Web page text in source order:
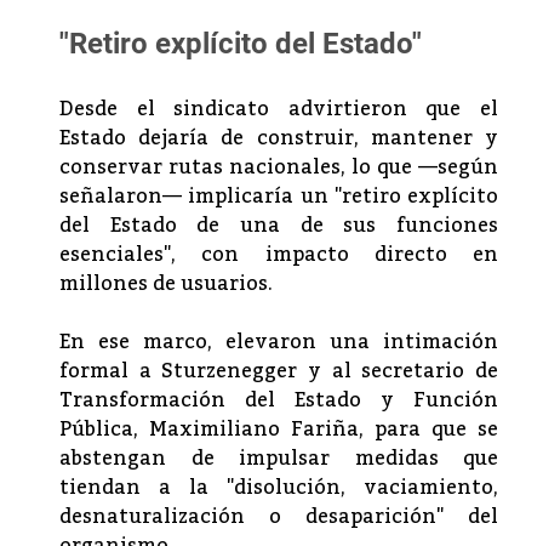
"Retiro explícito del Estado"
Desde el sindicato advirtieron que el
Estado dejaría de construir, mantener y
conservar rutas nacionales, lo que —según
señalaron— implicaría un "retiro explícito
del Estado de una de sus funciones
esenciales", con impacto directo en
millones de usuarios.
En ese marco, elevaron una intimación
formal a Sturzenegger y al secretario de
Transformación del Estado y Función
Pública, Maximiliano Fariña, para que se
abstengan de impulsar medidas que
tiendan a la "disolución, vaciamiento,
desnaturalización o desaparición" del